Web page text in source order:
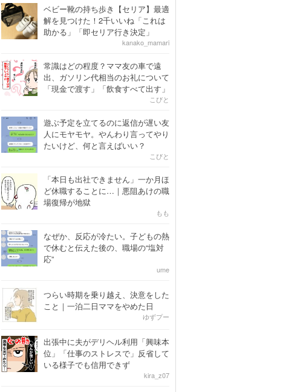
ベビー靴の持ち歩き【セリア】最適
解を見つけた！2千いいね「これは
助かる」「即セリア行き決定」
kanako_mamari
常識はどの程度？ママ友の車で遠
出、ガソリン代相当のお礼について
「現金で渡す」「飲食すべて出す」
こびと
遊ぶ予定を立てるのに返信が遅い友
人にモヤモヤ。やんわり言ってやり
たいけど、何と言えばいい？
こびと
「本日も出社できません」一か月ほ
ど休職することに…｜悪阻あけの職
場復帰が地獄
もも
なぜか、反応が冷たい。子どもの熱
で休むと伝えた後の、職場の“塩対
応”
ume
つらい時期を乗り越え、決意をした
こと｜一泊二日ママをやめた日
ゆずプー
出張中に夫がデリヘル利用「興味本
位」「仕事のストレスで」反省して
いる様子でも信用できず
kira_z07